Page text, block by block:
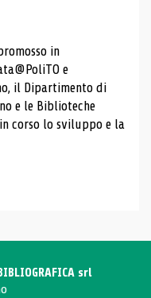
in
e
il Dipartimento di
e le Biblioteche
corso lo sviluppo e la
srl